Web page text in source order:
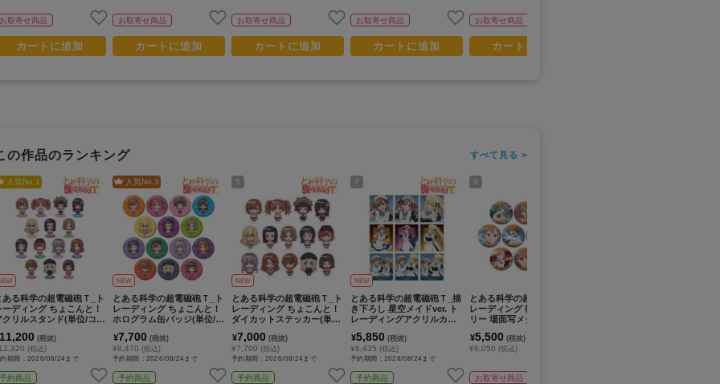
お取寄せ商品
カートに追加
お取寄せ商品
カートに追加
お取寄せ商品
カートに追加
お取寄せ商品
カートに追加
お取寄せ商品
カートに追加
の作品のランキング すべて見る >
人気No. 1
ある科学の超電磁砲Ｔ_ト
ーディング ちょこんと！
クリルスタンド(単位/コン
)
11,200 (税抜)
(税込)
約期間：2026/08/24まで
予約商品
人気No.3
NEW
とある科学の超電磁砲Ｔ_ト
レーディング ちょこんと！
ホログラム缶バッジ(単位/コ
り)
¥7,700 (税抜)
¥8,470(税込)
予約期間：2026/08/24まで
予約商品
5
NEW
とある科学の超電磁砲Ｔ_ト
レーディング ちょこんと！
ダイカットステッカー(単位/
入り)
¥7,000 (税抜)
¥7,700 (税込)
予約期間：2026/08/24まで
予約商品
7
NEW
とある科学の超電磁砲Ｔ_描
き下ろし 星空メイドver. ト
レーディングアクリルカー
パック入り)
¥5,850 (税抜)
¥6,435 (税込)
予約期間：2026/08/24まで
予約商品
9
とある科学の超電磁砲Ｔ_ト
レーディング 御坂美琴オン
リー 場面写メタリック缶バ
X/10パック入り)
¥5,500 (税抜)
¥6,050 (税込)
お取寄せ商品